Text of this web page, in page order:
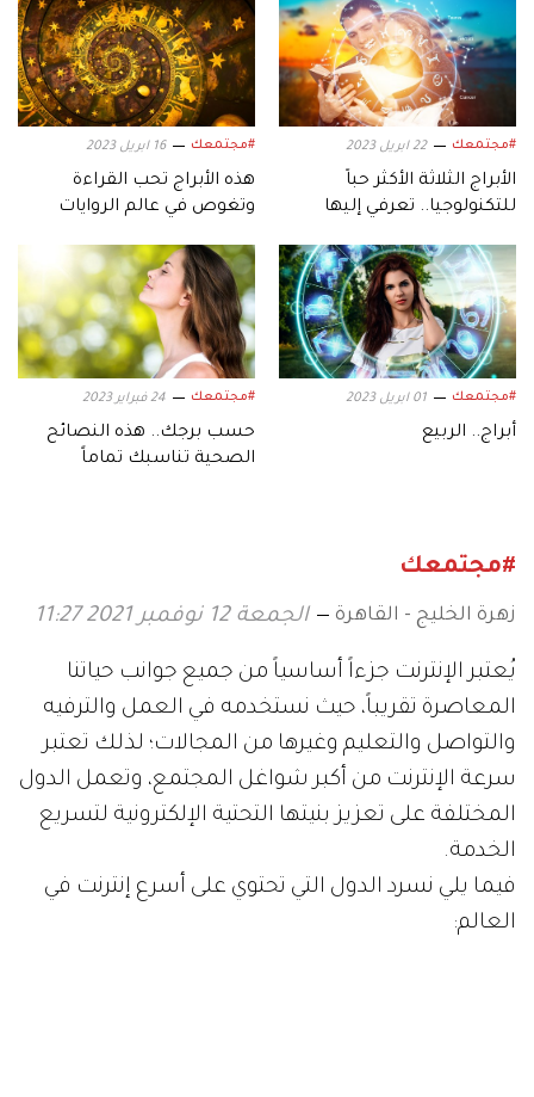
#مجتمعك 22 ابريل 2023
الأبراج الثلاثة الأكثر حباً
للتكنولوجيا.. تعرفي إليها
#مجتمعك 16 ابريل 2023
هذه الأبراج تحب القراءة
وتغوص في عالم الروايات
#مجتمعك 01 ابريل 2023
أبراج.. الربيع
#مجتمعك 24 فبراير 2023
حسب برجك.. هذه النصائح
الصحية تناسبك تماماً
#مجتمعك
زهرة الخليج - القاهرة الجمعة 12 نوفمبر 2021 11:27
يُعتبر الإنترنت جزءاً أساسياً من جميع جوانب حياتنا
المعاصرة تقريباً، حيث نستخدمه في العمل والترفيه
والتواصل والتعليم وغيرها من المجالات؛ لذلك تعتبر
سرعة الإنترنت من أكبر شواغل المجتمع، وتعمل الدول
المختلفة على تعزيز بنيتها التحتية الإلكترونية لتسريع
الخدمة.
فيما يلي نسرد الدول التي تحتوي على أسرع إنترنت في
العالم: